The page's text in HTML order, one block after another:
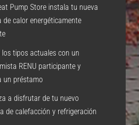
Pump Store instala tu nueva
de calor energéticamente
los tipos actuales con un
RENU participante y
un préstamo
a disfrutar de tu nuevo
de calefacción y refrigeración